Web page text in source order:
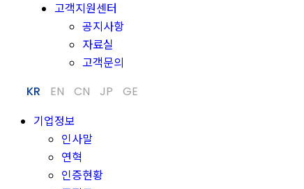
고객지원센터
공지사항
자료실
고객문의
KR
EN CN JP
GE
기업정보
인사말
연혁
인증현황